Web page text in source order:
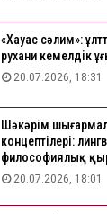
«Хауас сәлим»:
рухани кемелдік
20.07.2026, 18:31
Шәкәрім
концептілері:
философиялық
20.07.2026, 18:01